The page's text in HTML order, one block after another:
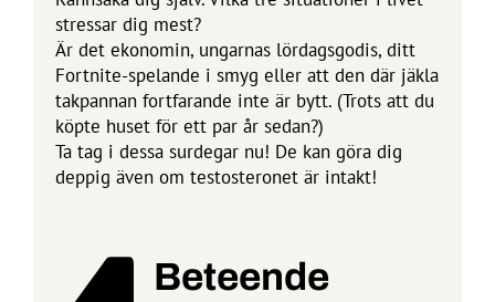
stressar dig mest?
Är det ekonomin, ungarnas lördagsgodis, ditt
Fortnite-spelande i smyg eller att den där jäkla
takpannan fortfarande inte är bytt. (Trots att du
köpte huset för ett par år sedan?)
Ta tag i dessa surdegar nu! De kan göra dig
deppig även om testosteronet är intakt!
Beteende